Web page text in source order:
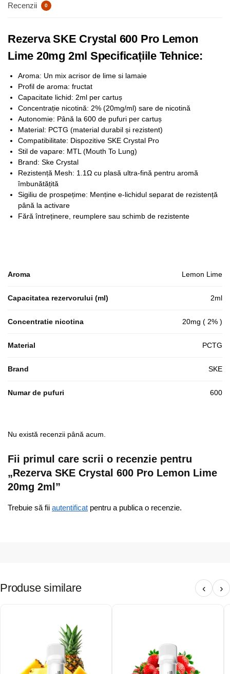
Recenzii 0
Rezerva SKE Crystal 600 Pro Lemon
Lime 20mg 2ml Specificațiile Tehnice:
Aroma: Un mix acrisor de lime si lamaie
Profil de aroma: fructat
Capacitate lichid: 2ml per cartuș
Concentrație nicotină: 2% (20mg/ml) sare de nicotină
Autonomie: Până la 600 de pufuri per cartuș
Material: PCTG (material durabil și rezistent)
Compatibilitate: Dispozitive SKE Crystal Pro
Stil de vapare: MTL (Mouth To Lung)
Brand: Ske Crystal
Rezistență Mesh: 1.1Ω cu plasă ultra-fină pentru aromă
îmbunătățită
Sigiliu de prospețime: Menține e-lichidul separat de rezistență
până la activare
Fără întreținere, reumplere sau schimb de rezistente
Aroma Lemon Lime
Capacitatea rezervorului (ml) 2ml
Concentratie nicotina 20mg ( 2% )
Material PCTG
Brand SKE
Numar de pufuri 600
Nu există recenzii până acum.
Fii primul care scrii o recenzie pentru
„Rezerva SKE Crystal 600 Pro Lemon Lime
20mg 2ml”
Trebuie să fii autentificat pentru a publica o recenzie.
Produse similare ‹ ›